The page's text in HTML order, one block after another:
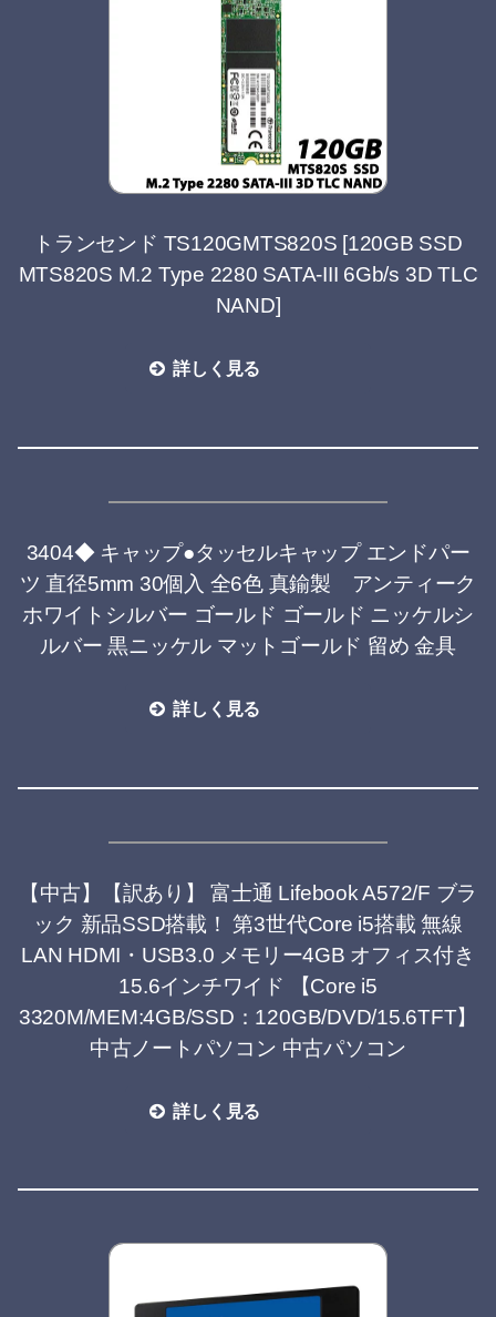
トランセンド TS120GMTS820S [120GB SSD
MTS820S M.2 Type 2280 SATA-III 6Gb/s 3D TLC
NAND]
詳しく見る
3404◆ キャップ●タッセルキャップ エンドパー
ツ 直径5mm 30個入 全6色 真鍮製 アンティーク
ホワイトシルバー ゴールド ゴールド ニッケルシ
ルバー 黒ニッケル マットゴールド 留め 金具
詳しく見る
【中古】【訳あり】 富士通 Lifebook A572/F ブラ
ック 新品SSD搭載！ 第3世代Core i5搭載 無線
LAN HDMI・USB3.0 メモリー4GB オフィス付き
15.6インチワイド 【Core i5
3320M/MEM:4GB/SSD：120GB/DVD/15.6TFT】
中古ノートパソコン 中古パソコン
詳しく見る